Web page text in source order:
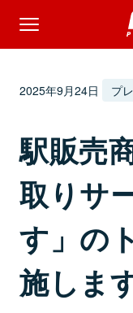
2025年9月24日 プ
駅販売
取りサ
す」の
施しま